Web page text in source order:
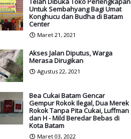
Untuk Sembahyang Bagi Umat
Konghucu dan Budha di Batam
Center
Maret 21, 2021
Akses Jalan Diputus, Warga
Merasa Dirugikan
Agustus 22, 2021
Bea Cukai Batam Gencar
Gempur Rokok Ilegal, Dua Merek
Rokok Tanpa Pita Cukai, Luffman
dan H - Mild Beredar Bebas di
Kota Batam
Maret 03, 2022